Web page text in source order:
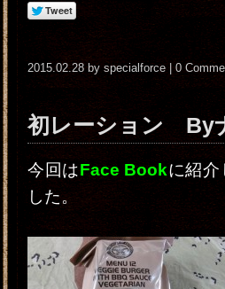
2015.02.28 by specialforce | 0
初レーション By
今回はFace Bookに紹介
した。